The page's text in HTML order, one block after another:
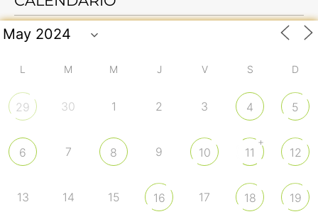
L M M J V S D
29 30 1 2 3 4 5
6 7 8 9 10 11
+
12
13 14 15 16 17 18 19